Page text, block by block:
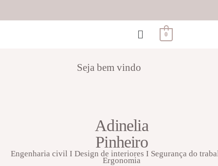
0
Seja bem vindo
Adinelia
Pinheiro
Engenharia civil I Design de interiores I Segurança do
Ergonomia